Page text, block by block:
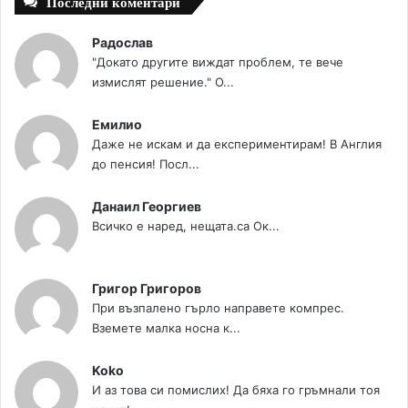
Радослав
"Докато другите виждат проблем, те вече
измислят решение." О...
Емилио
Даже не искам и да експериментирам! В Англия
до пенсия! Посл...
Данаил Георгиев
Всичко е наред, нещата.са Ок...
Григор Григоров
При възпалено гърло направете компрес.
Вземете малка носна к...
Koko
И аз това си помислих! Да бяха го гръмнали тоя